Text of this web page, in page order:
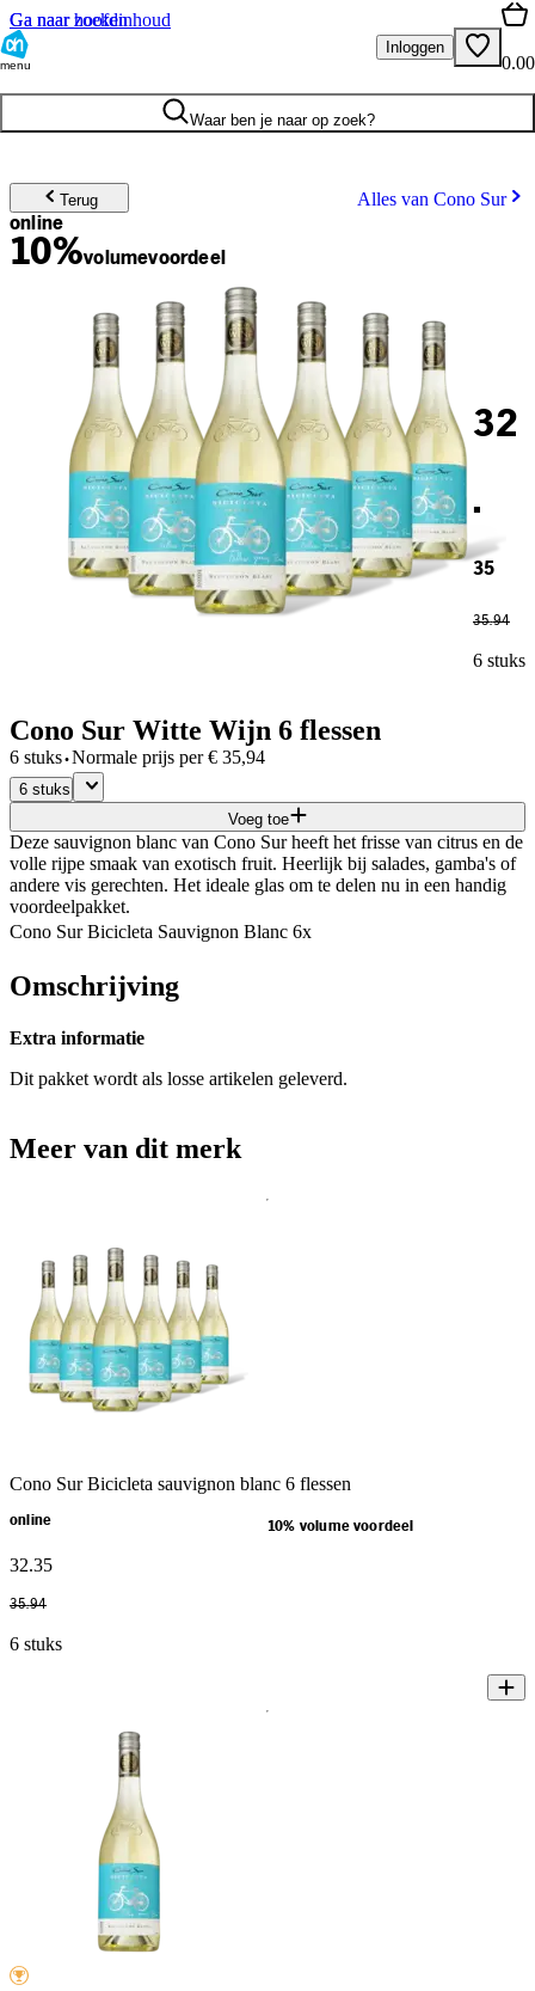
Ga naar hoofdinhoud
Ga naar zoeken
menu
Inloggen
0.00
Waar ben je naar op zoek?
Terug Alles van Cono Sur
online
10%volumevoordeel
32
.
35
35.94
6 stuks
Cono Sur Witte Wijn 6 flessen
6 stuks·Normale prijs per € 35,94
6 stuks
Voeg toe
Deze sauvignon blanc van Cono Sur heeft het frisse van citrus en de
volle rijpe smaak van exotisch fruit. Heerlijk bij salades, gamba's of
andere vis gerechten. Het ideale glas om te delen nu in een handig
voordeelpakket.
Cono Sur Bicicleta Sauvignon Blanc 6x
Omschrijving
Extra informatie
Dit pakket wordt als losse artikelen geleverd.
Meer van dit merk
Cono Sur Bicicleta sauvignon blanc 6 flessen
online 10% volume voordeel
32.35
35.94
6 stuks